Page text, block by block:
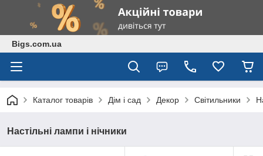
Bigs.com.ua
Каталог товарів Дім і сад Декор Світильники
Настільні лампи і нічники